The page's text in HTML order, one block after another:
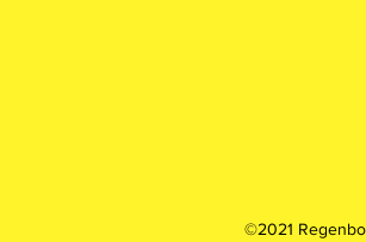
©2021